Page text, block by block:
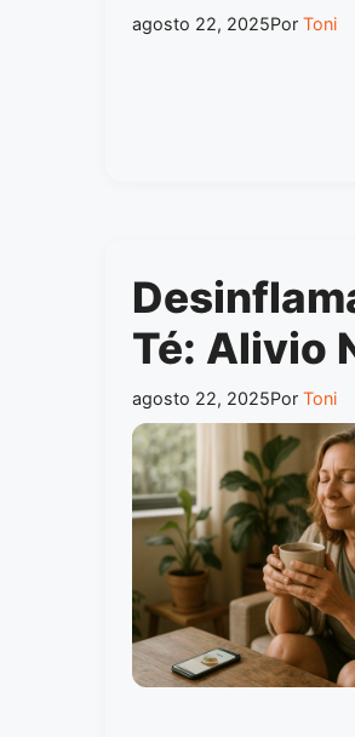
agosto 22, 2025Por Toni
Té: Alivio
agosto 22, 2025Por Toni